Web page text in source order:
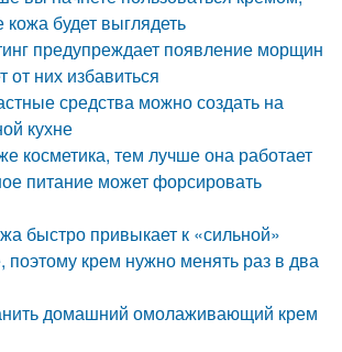
будет выглядеть
предупреждает появление морщин
от них избавиться
средства можно создать на
кухне
косметика, тем лучше она работает
питание может форсировать
быстро привыкает к «сильной»
поэтому крем нужно менять раз в два
домашний омолаживающий крем